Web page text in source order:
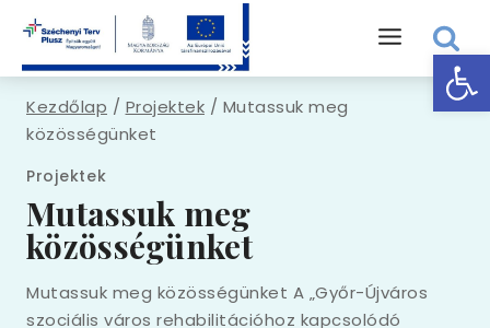
content
Kezdőlap / Projektek / Mutassuk meg
közösségünket
Projektek
Mutassuk meg
közösségünket
Mutassuk meg közösségünket A „Győr-Újváros
szociális város rehabilitációhoz kapcsolódó